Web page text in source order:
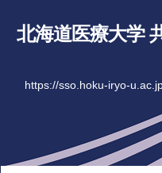
北海道医療大学
https://sso.hoku-iryo-